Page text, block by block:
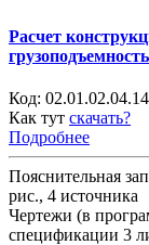
Расчет
Код:
Как тут скачать?
Подробнее
Пояснительная
рис., 4 источника
Чертежи (в
спецификации 3